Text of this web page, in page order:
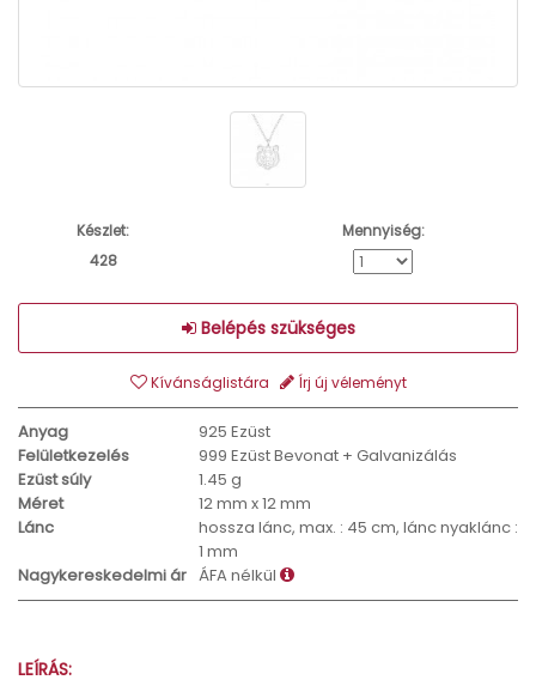
Készlet:
428
Mennyiség:
Belépés szükséges
Kívánságlistára Írj új véleményt
Anyag
925 Ezüst
Felületkezelés
999 Ezüst Bevonat + Galvanizálás
Ezüst súly
1.45 g
Méret
12 mm x 12 mm
Lánc
hossza lánc, max. : 45 cm, lánc nyaklánc :
1 mm
Nagykereskedelmi ár ÁFA nélkül
LEÍRÁS: